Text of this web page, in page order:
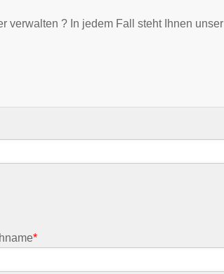
verwalten ? In jedem Fall steht Ihnen unser
*